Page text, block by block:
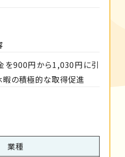
を900円から1,030円に引
暇の積極的な取得促進
業種